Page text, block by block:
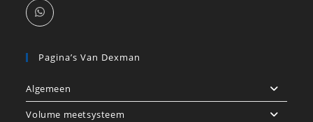
Pagina’s Van Dexman
Algemeen
Volume meetsysteem